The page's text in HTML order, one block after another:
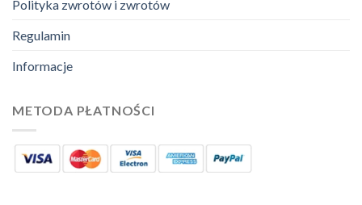
Polityka zwrotów i zwrotów
Regulamin
Informacje
METODA PŁATNOŚCI